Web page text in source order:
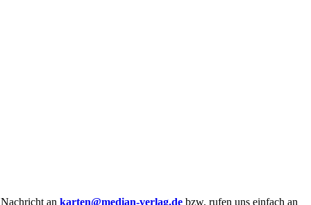
an karten@median-verlag.de bzw. rufen uns einfach an